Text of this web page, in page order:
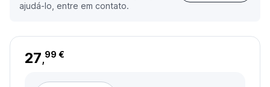
ajudá-lo, entre em contato.
27,99 €